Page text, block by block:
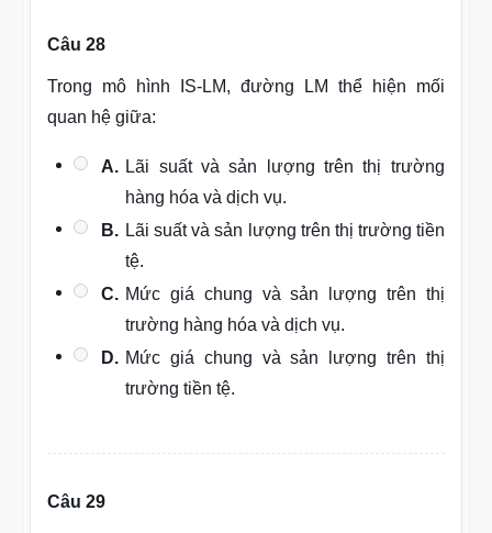
Câu 28
Trong mô hình IS-LM, đường LM thể hiện mối
quan hệ giữa:
A. Lãi suất và sản lượng trên thị trường
hàng hóa và dịch vụ.
B. Lãi suất và sản lượng trên thị trường tiền
tệ.
C. Mức giá chung và sản lượng trên thị
trường hàng hóa và dịch vụ.
D. Mức giá chung và sản lượng trên thị
trường tiền tệ.
Câu 29